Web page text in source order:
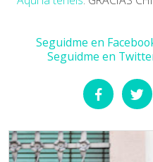
Seguidme en
Seguidme en